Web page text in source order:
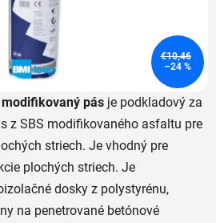
modifikovaný pás je podkladový za
z SBS modifikovaného asfaltu pre
striech. Je vhodný pre
plochých striech. Je
dosky z polystyrénu,
na penetrované betónové
€10,46
–24 %